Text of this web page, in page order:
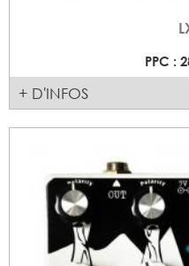
PPC :
+ D'INFOS